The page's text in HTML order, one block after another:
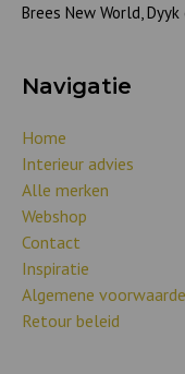
Brees New World,
Navigatie
Home
Interieur advies
Alle merken
Webshop
Contact
Inspiratie
Algemene
Retour beleid